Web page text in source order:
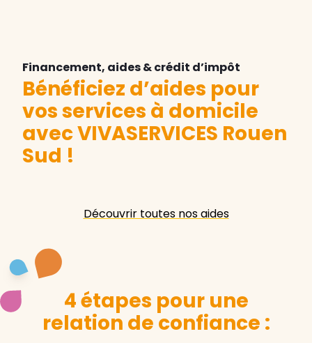
Financement, aides & crédit d’impôt
Bénéficiez d’aides pour
vos services à domicile
avec VIVASERVICES Rouen
Sud !
Découvrir toutes nos aides
4 étapes pour une
relation de confiance :